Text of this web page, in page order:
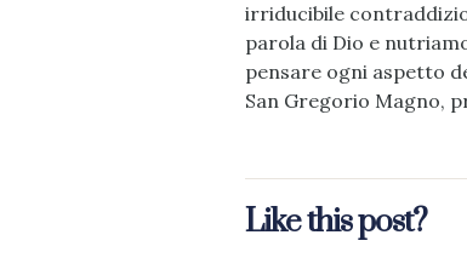
irriducibile
parola di Dio e
pensare ogni aspetto
San Gregorio Magno,
Like this post?